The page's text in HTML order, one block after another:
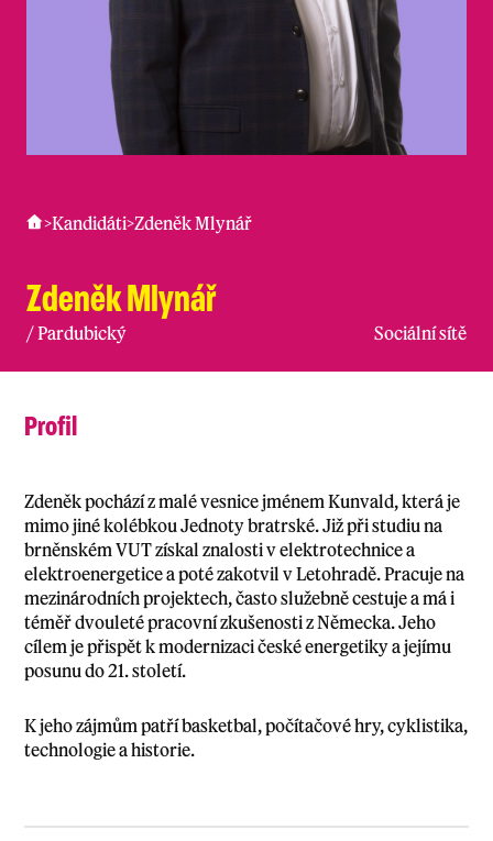
>Kandidáti>Zdeněk Mlynář
Zdeněk Mlynář
/Pardubický Sociální sítě
Profil
Zdeněk pochází z malé vesnice jménem Kunvald, která je
mimo jiné kolébkou Jednoty bratrské. Již při studiu na
brněnském VUT získal znalosti v elektrotechnice a
elektroenergetice a poté zakotvil v Letohradě. Pracuje na
mezinárodních projektech, často služebně cestuje a má i
téměř dvouleté pracovní zkušenosti z Německa. Jeho
cílem je přispět k modernizaci české energetiky a jejímu
posunu do 21. století.
K jeho zájmům patří basketbal, počítačové hry, cyklistika,
technologie a historie.